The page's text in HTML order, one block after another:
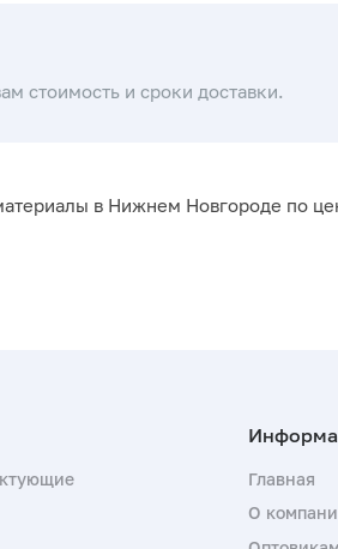
стоимость и сроки доставки.
в Нижнем Новгороде по
Главная
О